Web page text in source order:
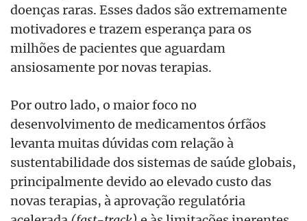
doenças raras. Esses dados são extremamente
motivadores e trazem esperança para os
milhões de pacientes que aguardam
ansiosamente por novas terapias.
Por outro lado, o maior foco no
desenvolvimento de medicamentos órfãos
levanta muitas dúvidas com relação à
sustentabilidade dos sistemas de saúde globais,
principalmente devido ao elevado custo das
novas terapias, à aprovação regulatória